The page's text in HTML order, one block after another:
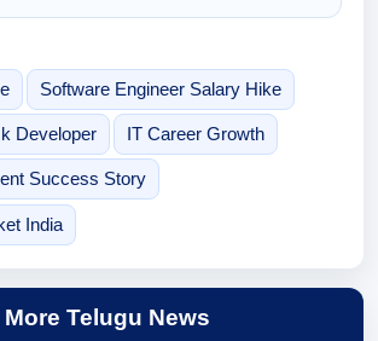
Software Engineer Salary Hike
Developer IT Career Growth
Success Story
India
More Telugu News